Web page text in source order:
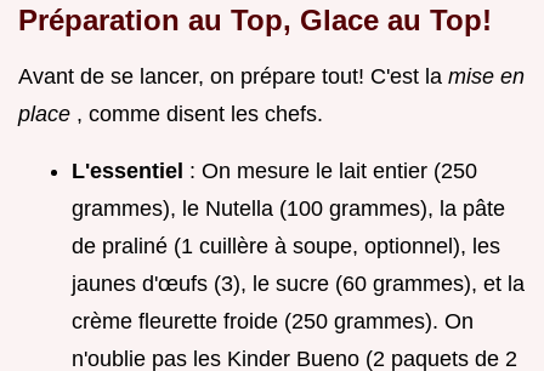
Préparation au Top, Glace au Top!
Avant de se lancer, on prépare tout! C'est la mise en
place , comme disent les chefs.
L'essentiel : On mesure le lait entier (250
grammes), le Nutella (100 grammes), la pâte
de praliné (1 cuillère à soupe, optionnel), les
jaunes d'œufs (3), le sucre (60 grammes), et la
crème fleurette froide (250 grammes). On
n'oublie pas les Kinder Bueno (2 paquets de 2